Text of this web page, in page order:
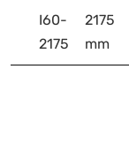
I60-
2175
2175
mm